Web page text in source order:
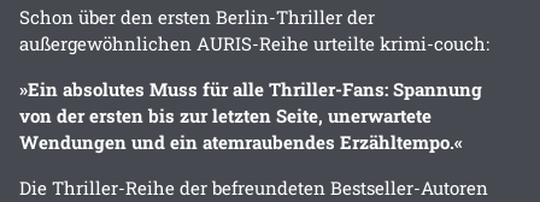
Schon über den ersten Berlin-Thriller der
außergewöhnlichen AURIS-Reihe urteilte krimi-couch:
»Ein absolutes Muss für alle Thriller-Fans: Spannung
von der ersten bis zur letzten Seite, unerwartete
Wendungen und ein atemraubendes Erzähltempo.«
Die Thriller-Reihe der befreundeten Bestseller-Autoren